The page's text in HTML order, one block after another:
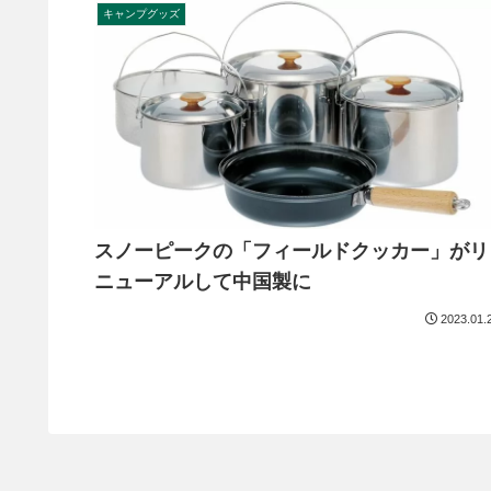
キャンプグッズ
スノーピークの「フィールドクッカー」がリ
ニューアルして中国製に